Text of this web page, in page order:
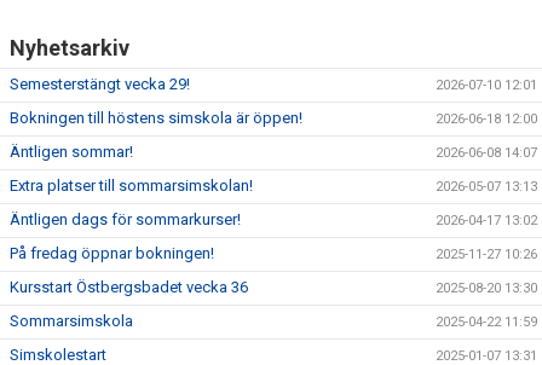
Nyhetsarkiv
Semesterstängt vecka 29! 2026-07-10 12:01
Bokningen till höstens simskola är öppen! 2026-06-18 12:00
Äntligen sommar! 2026-06-08 14:07
Extra platser till sommarsimskolan! 2026-05-07 13:13
Äntligen dags för sommarkurser! 2026-04-17 13:02
På fredag öppnar bokningen! 2025-11-27 10:26
Kursstart Östbergsbadet vecka 36 2025-08-20 13:30
Sommarsimskola 2025-04-22 11:59
Simskolestart 2025-01-07 13:31